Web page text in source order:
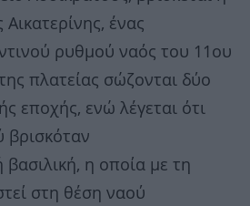
Αικατερίνης, ένας
ρυθμού ναός του 11ου
πλατείας σώζονται δύο
εποχής, ενώ λέγεται ότι
βρισκόταν
βασιλική, η οποία με τη
στη θέση ναού